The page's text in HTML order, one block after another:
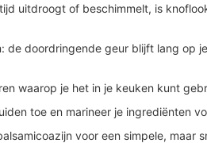
uitdroogt of beschimmelt, is
doordringende geur blijft lang op
waarop je het in je keuken kunt
toe en marineer je ingrediënten
voor een simpele, maar